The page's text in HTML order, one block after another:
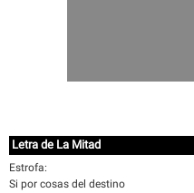
Letra de La Mitad
Estrofa:
Si por cosas del destino